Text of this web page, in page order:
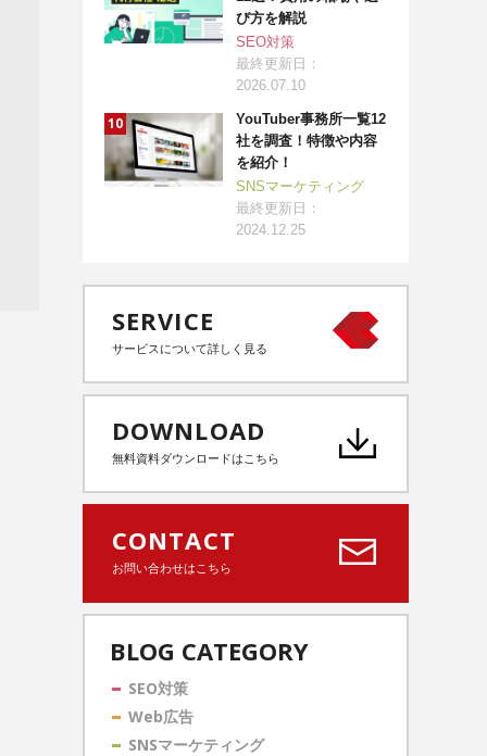
び方を解説
SEO対策
最終更新日：
2026.07.10
YouTuber事務所一覧12
社を調査！特徴や内容
を紹介！
SNSマーケティング
最終更新日：
2024.12.25
SERVICE
サービスについて詳しく見る
DOWNLOAD
無料資料ダウンロードはこちら
CONTACT
お問い合わせはこちら
BLOG CATEGORY
SEO対策
Web広告
SNSマーケティング